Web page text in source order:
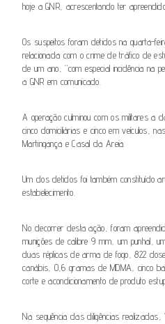
hoje a GNR, acrescentando ter
Os suspeitos foram detidos na quarta-
relacionada com o crime de tráfico de
de um ano, “com especial incidência na
a GNR em comunicado.
A operação culminou com os militares a
cinco domiciliárias e cinco em veículos,
Martingança e Casal da Areia.
Um dos detidos foi também constituído
estabelecimento.
No decorrer desta ação, foram
munições de calibre 9 mm, um punhal,
duas réplicas de arma de fogo, 822
canábis, 0,6 gramas de MDMA, cinco
corte e acondicionamento de produto
Na sequência das diligências